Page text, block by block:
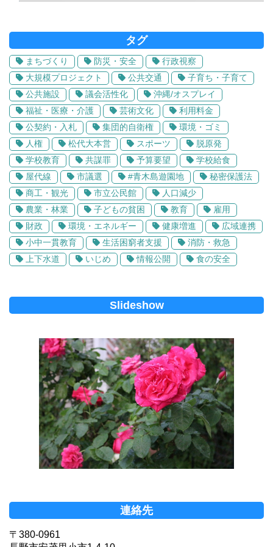
タグ
まちづくり 防災・安全
行政視察
大規模プロジェクト
公共交通
子育ち・子育て
公共施設
議会活性化
沖縄/オスプレイ
福祉・医療・介護
芸術文化
利用料金
公契約・入札
集団的自衛権
環境・ゴミ
人権
松代大本営 スポーツ
脱原発
学校教育
共謀罪 予算要望
学校給食
屋代線
市議選 #青木島遊園地
秘密保護法
商工・観光
市立公民館
人口減少
農業・林業
子どもの貧困 教育
雇用
財政
環境・エネルギー 健康増進
広域連携
小中一貫教育
生活困窮者支援
消防・救急
上下水道
いじめ 情報公開 食の安全
Slideshow
連絡先
〒380-0961